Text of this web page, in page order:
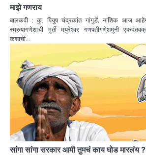
माझे गणराय
बालकवी : कु. पियुष चंद्रकांत गांगुर्डे, नाशिक आज
स्मरुयागणेशाची मुर्ती मयुरेश्वर गणपतीगणेशमुनी
कशाची…
सांगा सांगा सरकार आमी तुमचं काय घोड मारलंय